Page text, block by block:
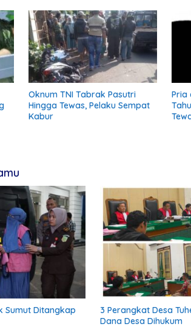
Oknum TNI Tabrak Pasutri
Hingga Tewas, Pelaku Sempat
Kabur
Pria
Sumut Ditangkap
3 Perangkat Desa
Dana Desa Dihukum